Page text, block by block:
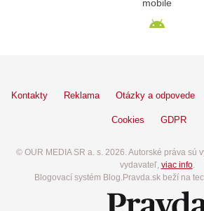
mobile
Kontakty Reklama Otázky a odpovede
Cookies GDPR
© OUR MEDIA SR a. s. 2026. Autorské práva sú
vydavateľ, viac info.
Blogovací systém Blog.Pravda.sk beží na